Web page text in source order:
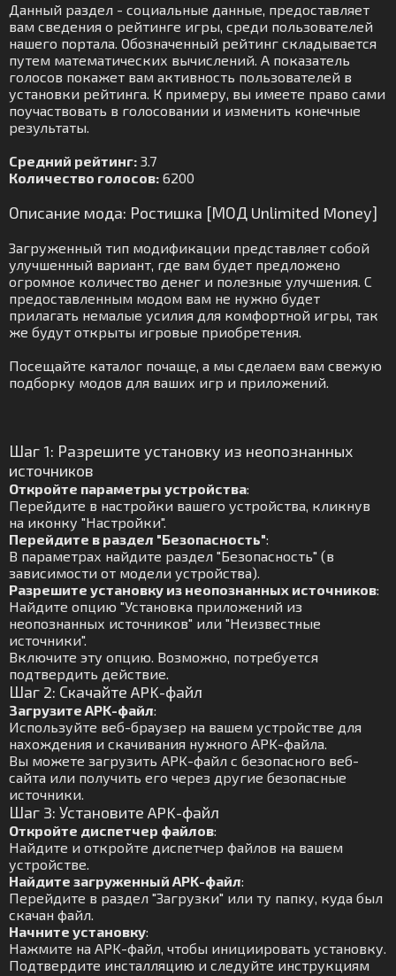
Данный раздел - социальные данные, предоставляет
вам сведения о рейтинге игры, среди пользователей
нашего портала. Обозначенный рейтинг складывается
путем математических вычислений. А показатель
голосов покажет вам активность пользователей в
установки рейтинга. К примеру, вы имеете право сами
поучаствовать в голосовании и изменить конечные
результаты.
Средний рейтинг: 3.7
Количество голосов: 6200
Описание мода: Ростишка [МОД Unlimited Money]
Загруженный тип модификации представляет собой
улучшенный вариант, где вам будет предложено
огромное количество денег и полезные улучшения. С
предоставленным модом вам не нужно будет
прилагать немалые усилия для комфортной игры, так
же будут открыты игровые приобретения.
Посещайте каталог почаще, а мы сделаем вам свежую
подборку модов для ваших игр и приложений.
Шаг 1: Разрешите установку из неопознанных
источников
Откройте параметры устройства:
Перейдите в настройки вашего устройства, кликнув
на иконку "Настройки".
Перейдите в раздел "Безопасность":
В параметрах найдите раздел "Безопасность" (в
зависимости от модели устройства).
Разрешите установку из неопознанных источников:
Найдите опцию "Установка приложений из
неопознанных источников" или "Неизвестные
источники".
Включите эту опцию. Возможно, потребуется
подтвердить действие.
Шаг 2: Скачайте APK-файл
Загрузите APK-файл:
Используйте веб-браузер на вашем устройстве для
нахождения и скачивания нужного APK-файла.
Вы можете загрузить APK-файл с безопасного веб-
сайта или получить его через другие безопасные
источники.
Шаг 3: Установите APK-файл
Откройте диспетчер файлов:
Найдите и откройте диспетчер файлов на вашем
устройстве.
Найдите загруженный APK-файл:
Перейдите в раздел "Загрузки" или ту папку, куда был
скачан файл.
Начните установку:
Нажмите на APK-файл, чтобы инициировать установку.
Подтвердите инсталляцию и следуйте инструкциям